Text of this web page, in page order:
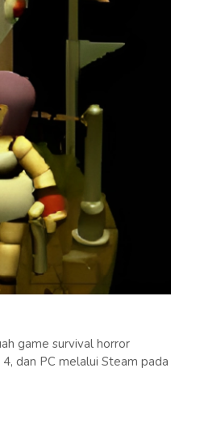
game survival horror
dan PC melalui Steam pada